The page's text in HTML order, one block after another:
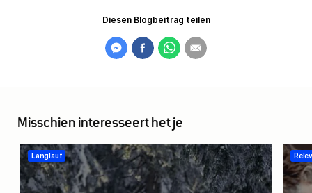
Diesen Blogbeitrag teilen
Misschien interesseert het je
Langlauf